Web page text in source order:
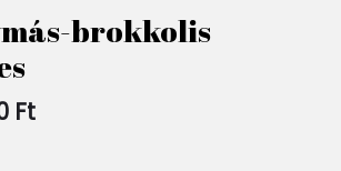
brokkolis
Ft
775 Ft
-